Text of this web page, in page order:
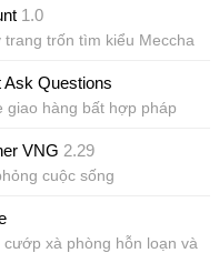
1.0
trang trốn tìm kiểu Meccha
Ask Questions
giao hàng bất hợp pháp
VNG 2.29
cuộc sống
cướp xà phòng hỗn loạn và